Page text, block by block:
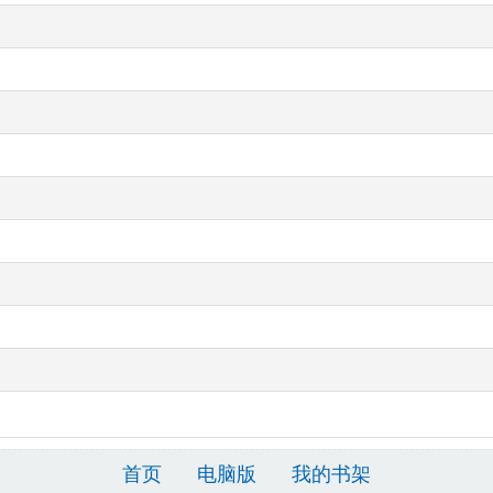
首页 电脑版 我的书架